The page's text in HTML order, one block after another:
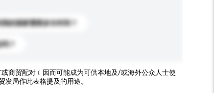
我的国家需要多长时间？
？
商贸配对﹝因而可能成为可供本地及/或海外公众人士使
局作此表格提及的用途。